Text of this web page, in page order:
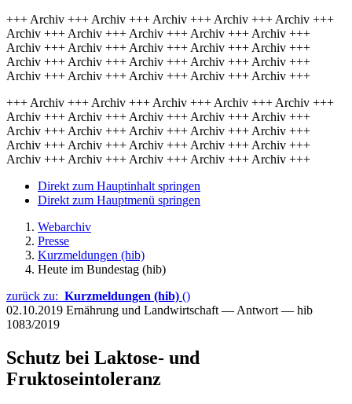
+++ Archiv +++ Archiv +++ Archiv +++ Archiv +++ Archiv +++
Archiv +++ Archiv +++ Archiv +++ Archiv +++ Archiv +++
Archiv +++ Archiv +++ Archiv +++ Archiv +++ Archiv +++
Archiv +++ Archiv +++ Archiv +++ Archiv +++ Archiv +++
Archiv +++ Archiv +++ Archiv +++ Archiv +++ Archiv +++
+++ Archiv +++ Archiv +++ Archiv +++ Archiv +++ Archiv +++
Archiv +++ Archiv +++ Archiv +++ Archiv +++ Archiv +++
Archiv +++ Archiv +++ Archiv +++ Archiv +++ Archiv +++
Archiv +++ Archiv +++ Archiv +++ Archiv +++ Archiv +++
Archiv +++ Archiv +++ Archiv +++ Archiv +++ Archiv +++
Direkt zum Hauptinhalt springen
Direkt zum Hauptmenü springen
Webarchiv
Presse
Kurzmeldungen (hib)
Heute im Bundestag (hib)
zurück zu: Kurzmeldungen (hib) ()
02.10.2019 Ernährung und Landwirtschaft — Antwort — hib
1083/2019
Schutz bei Laktose- und
Fruktoseintoleranz